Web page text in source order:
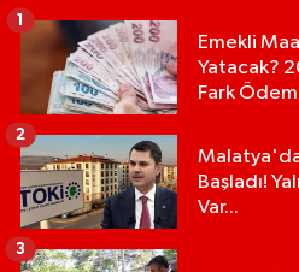
Emekli
Yatacak?
Fark
1
Malatya'da
Başladı!
Var...
2
3